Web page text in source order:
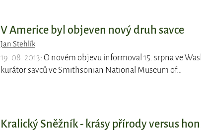
V Americe byl objeven nový druh savce
Jan Stehlík
19. 08. 2013: O novém objevu informoval 15. srpna ve
kurátor savců ve Smithsonian National Museum of…
Kralický Sněžník - krásy přírody versus